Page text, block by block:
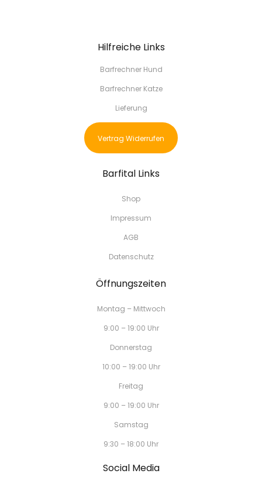
Hilfreiche Links
Barfrechner Hund
Barfrechner Katze
Lieferung
Vertrag Widerrufen
Barfital Links
Shop
Impressum
AGB
Datenschutz
Öffnungszeiten
Montag – Mittwoch
9:00 – 19:00 Uhr
Donnerstag
10:00 – 19:00 Uhr
Freitag
9:00 – 19:00 Uhr
Samstag
9:30 – 18:00 Uhr
Social Media